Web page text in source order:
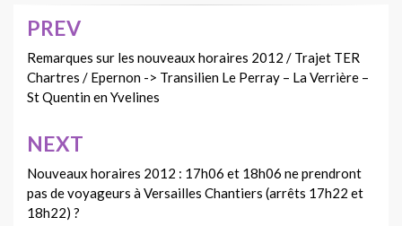
Navigation
de
l’article
PREV
Remarques sur les nouveaux horaires 2012 / Trajet TER
Chartres / Epernon -> Transilien Le Perray – La Verrière –
St Quentin en Yvelines
NEXT
Nouveaux horaires 2012 : 17h06 et 18h06 ne prendront
pas de voyageurs à Versailles Chantiers (arrêts 17h22 et
18h22) ?